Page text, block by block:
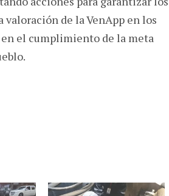
de la VenApp en los
en el cumplimiento de la meta